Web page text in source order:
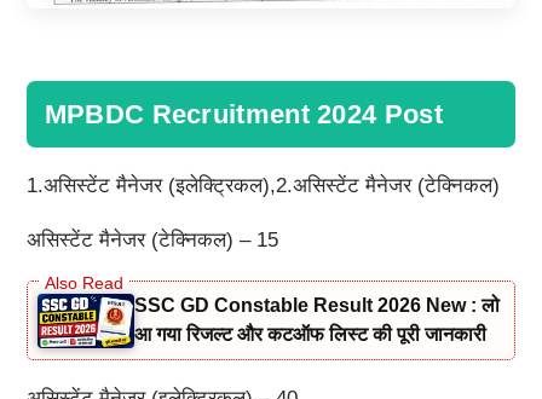
MPBDC Recruitment 2024 Post
1.असिस्टेंट मैनेजर (इलेक्ट्रिकल),2.असिस्टेंट मैनेजर (टेक्निकल)
असिस्टेंट मैनेजर (टेक्निकल) – 15
SSC GD Constable Result 2026 New : लो
आ गया रिजल्ट और कटऑफ लिस्ट की पूरी जानकारी